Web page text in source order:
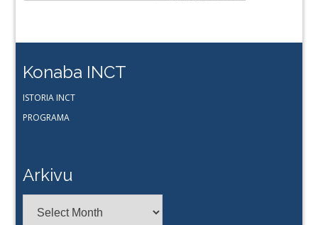
Konaba INCT
ISTORIA INCT
PROGRAMA
Arkivu